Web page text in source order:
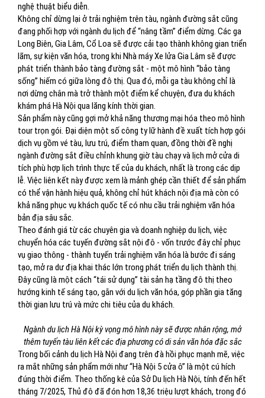
nghệ thuật biểu diễn.
Không chỉ dừng lại ở trải nghiệm trên tàu, ngành đường sắt cũng
đang phối hợp với ngành du lịch để “nâng tầm” điểm dừng. Các ga
Long Biên, Gia Lâm, Cổ Loa sẽ được cải tạo thành không gian triển
lãm, sự kiện văn hóa, trong khi Nhà máy Xe lửa Gia Lâm sẽ được
phát triển thành bảo tàng đường sắt - một mô hình “bảo tàng
sống” hiếm có giữa lòng đô thị. Qua đó, mỗi ga tàu không chỉ là
nơi dừng chân mà trở thành một điểm kể chuyện, đưa du khách
khám phá Hà Nội qua lăng kính thời gian.
Sản phẩm này cũng gợi mở khả năng thương mại hóa theo mô hình
tour trọn gói. Đại diện một số công ty lữ hành đề xuất tích hợp gói
dịch vụ gồm vé tàu, lưu trú, điểm tham quan, đồng thời đề nghị
ngành đường sắt điều chỉnh khung giờ tàu chạy và lịch mở cửa di
tích phù hợp lịch trình thực tế của du khách, nhất là trong các dịp
lễ. Việc liên kết này được xem là mảnh ghép cần thiết để sản phẩm
có thể vận hành hiệu quả, không chỉ hút khách nội địa mà còn có
khả năng phục vụ khách quốc tế có nhu cầu trải nghiệm văn hóa
bản địa sâu sắc.
Theo đánh giá từ các chuyên gia và doanh nghiệp du lịch, việc
chuyển hóa các tuyến đường sắt nội đô - vốn trước đây chỉ phục
vụ giao thông - thành tuyến trải nghiệm văn hóa là bước đi sáng
tạo, mở ra dư địa khai thác lớn trong phát triển du lịch thành thị.
Đây cũng là một cách “tái sử dụng” tài sản hạ tầng đô thị theo
hướng kinh tế sáng tạo, gắn với du lịch văn hóa, góp phần gia tăng
thời gian lưu trú và mức chi tiêu của du khách.
Ngành du lịch Hà Nội kỳ vọng mô hình này sẽ được nhân rộng, mở
thêm tuyến tàu liên kết các địa phương có di sản văn hóa đặc sắc
Trong bối cảnh du lịch Hà Nội đang trên đà hồi phục mạnh mẽ, việc
ra mắt những sản phẩm mới như “Hà Nội 5 cửa ô” là một cú hích
đúng thời điểm. Theo thống kê của Sở Du lịch Hà Nội, tính đến hết
tháng 7/2025, Thủ đô đã đón hơn 18,36 triệu lượt khách, trong đó